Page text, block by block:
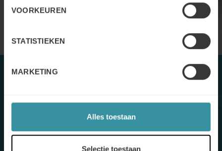
VOORKEUREN
STATISTIEKEN
MARKETING
Alles toestaan
Selectie toestaan
een ongekend tempo. In ons e-book kijken we naar wat
er nodig is om de verkoop in te laten inlopen en